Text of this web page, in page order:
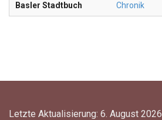
Basler Stadtbuch Chronik
Letzte Aktualisierung: 6. August 2026